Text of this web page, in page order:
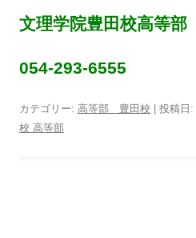
文理学院豊田校高等部
054-293-6555
カテゴリー: 高等部 豊田校 | 投稿日:
校 高等部